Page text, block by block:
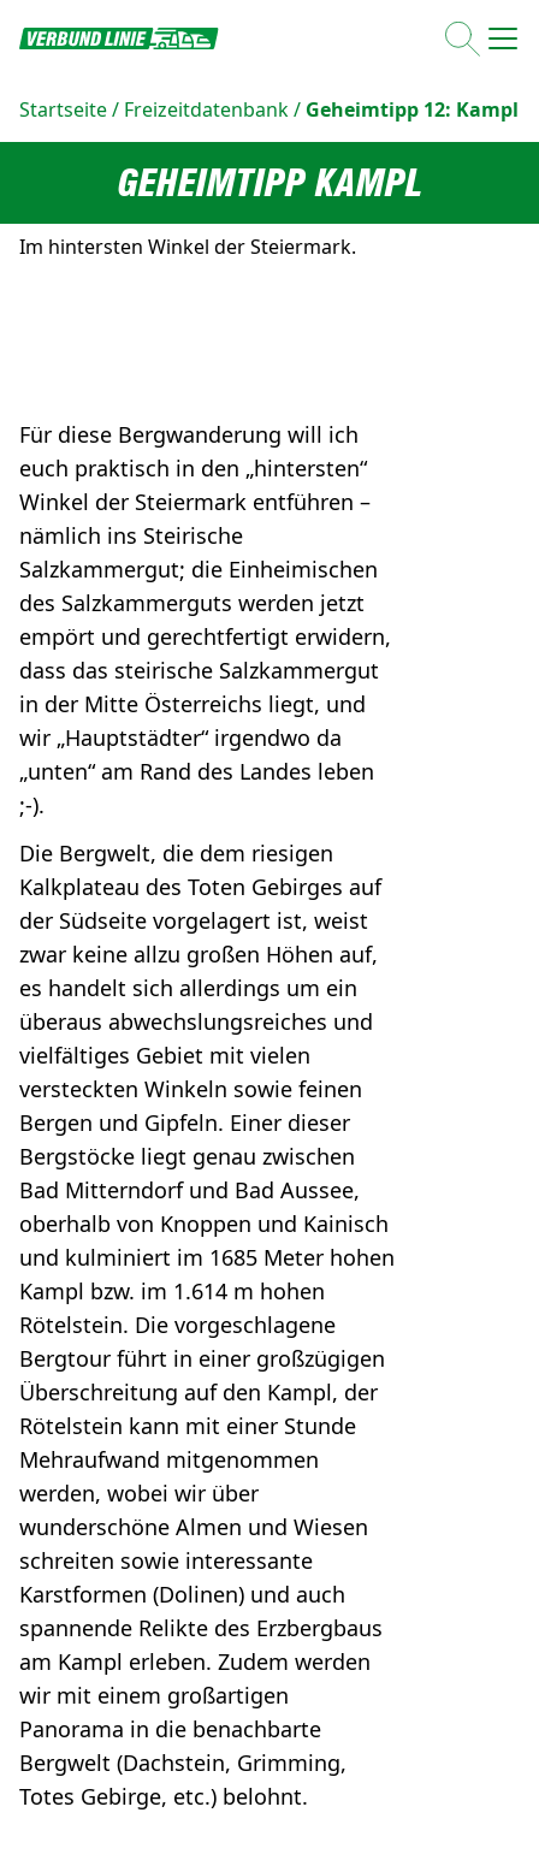
Startseite/ Freizeitdatenbank/ Geheimtipp 12: Kampl
GEHEIMTIPP KAMPL
Im hintersten Winkel der Steiermark.
Für diese Bergwanderung will ich
euch praktisch in den „hintersten“
Winkel der Steiermark entführen –
nämlich ins Steirische
Salzkammergut; die Einheimischen
des Salzkammerguts werden jetzt
empört und gerechtfertigt erwidern,
dass das steirische Salzkammergut
in der Mitte Österreichs liegt, und
wir „Hauptstädter“ irgendwo da
„unten“ am Rand des Landes leben
;-).
Die Bergwelt, die dem riesigen
Kalkplateau des Toten Gebirges auf
der Südseite vorgelagert ist, weist
zwar keine allzu großen Höhen auf,
es handelt sich allerdings um ein
überaus abwechslungsreiches und
vielfältiges Gebiet mit vielen
versteckten Winkeln sowie feinen
Bergen und Gipfeln. Einer dieser
Bergstöcke liegt genau zwischen
Bad Mitterndorf und Bad Aussee,
oberhalb von Knoppen und Kainisch
und kulminiert im 1685 Meter hohen
Kampl bzw. im 1.614 m hohen
Rötelstein. Die vorgeschlagene
Bergtour führt in einer großzügigen
Überschreitung auf den Kampl, der
Rötelstein kann mit einer Stunde
Mehraufwand mitgenommen
werden, wobei wir über
wunderschöne Almen und Wiesen
schreiten sowie interessante
Karstformen (Dolinen) und auch
spannende Relikte des Erzbergbaus
am Kampl erleben. Zudem werden
wir mit einem großartigen
Panorama in die benachbarte
Bergwelt (Dachstein, Grimming,
Totes Gebirge, etc.) belohnt.